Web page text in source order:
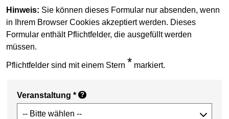
Hinweis: Sie können dieses Formular nur absenden, wenn
in Ihrem Browser Cookies akzeptiert werden. Dieses
Formular enthält Pflichtfelder, die ausgefüllt werden
müssen.
Pflichtfelder sind mit einem Stern * markiert.
Veranstaltung * ?